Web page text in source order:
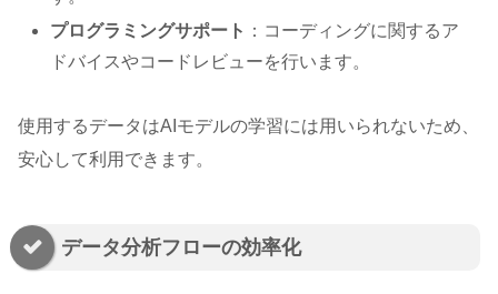
プログラミングサポート ：コーディングに関するア
ドバイスやコードレビューを行います。
使用するデータはAIモデルの学習には用いられないため、
安心して利用できます。
データ分析フローの効率化